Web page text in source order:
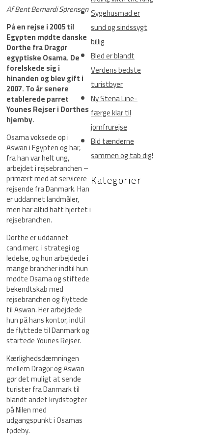
Af Bent Bernardi Sørensen
På en rejse i 2005 til
Egypten mødte danske
Dorthe fra Dragør
egyptiske Osama. De
forelskede sig i
hinanden og blev gift i
2007. To år senere
etablerede parret
Younes Rejser i Dorthes
hjemby.
Osama voksede op i
Aswan i Egypten og har,
fra han var helt ung,
arbejdet i rejsebranchen –
primært med at servicere
rejsende fra Danmark. Han
er uddannet landmåler,
men har altid haft hjertet i
rejsebranchen.
Dorthe er uddannet
cand.merc. i strategi og
ledelse, og hun arbejdede i
mange brancher indtil hun
mødte Osama og stiftede
bekendtskab med
rejsebranchen og flyttede
til Aswan. Her arbejdede
hun på hans kontor, indtil
de flyttede til Danmark og
startede Younes Rejser.
Kærlighedsdæmningen
mellem Dragør og Aswan
gør det muligt at sende
turister fra Danmark til
blandt andet krydstogter
på Nilen med
udgangspunkt i Osamas
fødeby.
Sygehusmad er
sund og sindssygt
billig
Bled er blandt
Verdens bedste
turistbyer
Ny Stena Line-
færge klar til
jomfrurejse
Bid tænderne
sammen og tab dig!
Kategorier